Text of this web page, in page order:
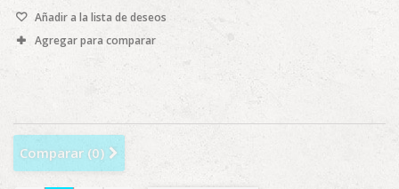
Añadir a la lista de deseos
Agregar para comparar
Comparar (0)